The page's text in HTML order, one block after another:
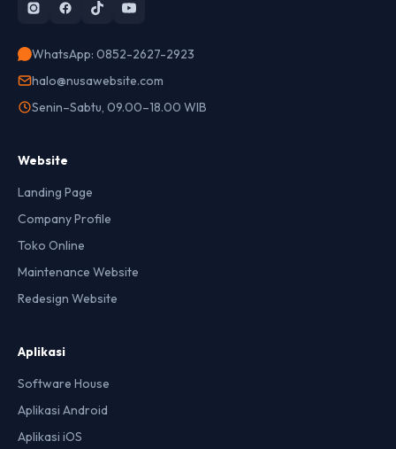
WhatsApp: 0852-2627-2923
halo@nusawebsite.com
Senin–Sabtu, 09.00–18.00 WIB
Website
Landing Page
Company Profile
Toko Online
Maintenance Website
Redesign Website
Aplikasi
Software House
Aplikasi Android
Aplikasi iOS